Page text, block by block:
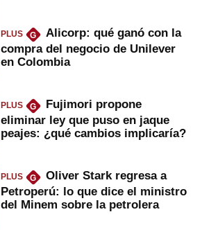
PLUS G
Alicorp: qué ganó con la
compra del negocio de Unilever
en Colombia
PLUS G
Fujimori propone
eliminar ley que puso en jaque
peajes: ¿qué cambios implicaría?
PLUS G
Oliver Stark regresa a
Petroperú: lo que dice el ministro
del Minem sobre la petrolera